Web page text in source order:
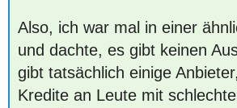
Also, ich war mal in einer
und dachte, es gibt keinen
gibt tatsächlich einige
Kredite an Leute mit